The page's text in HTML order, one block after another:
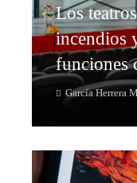
Los
incendios
funciones
García Herrera